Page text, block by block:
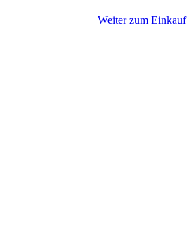
Weiter zum Einkauf